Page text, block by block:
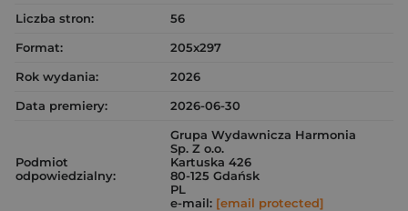
Liczba stron:
56
Format:
205x297
Rok wydania:
2026
Data premiery:
2026-06-30
Podmiot
odpowiedzialny:
Grupa Wydawnicza Harmonia
Sp. Z o.o.
Kartuska 426
80-125 Gdańsk
PL
e-mail: [email protected]